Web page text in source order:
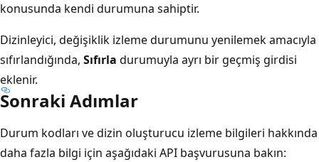
konusunda kendi durumuna sahiptir.
Dizinleyici, değişiklik izleme durumunu yenilemek amacıyla
sıfırlandığında, Sıfırla durumuyla ayrı bir geçmiş girdisi
eklenir.
Sonraki Adımlar
Durum kodları ve dizin oluşturucu izleme bilgileri hakkında
daha fazla bilgi için aşağıdaki API başvurusuna bakın: